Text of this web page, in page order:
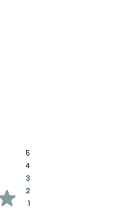
5:
4:
3:
2:
1: